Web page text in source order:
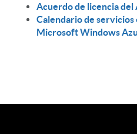
Acuerdo de licencia del
Calendario de servicios
Microsoft Windows